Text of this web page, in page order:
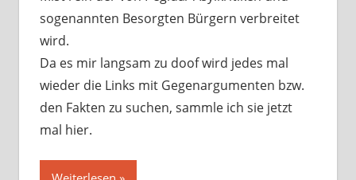
sogenannten Besorgten Bürgern verbreitet
wird.
Da es mir langsam zu doof wird jedes mal
wieder die Links mit Gegenargumenten bzw.
den Fakten zu suchen, sammle ich sie jetzt
mal hier.